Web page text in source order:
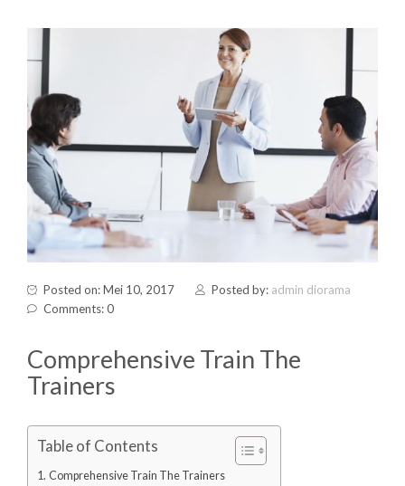
Posted on: Mei 10, 2017 Posted by: admin diorama
Comments: 0
Comprehensive Train The
Trainers
Table of Contents
Comprehensive Train The Trainers